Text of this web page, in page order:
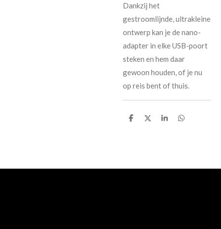
Dankzij het
gestroomlijnde, ultrakleine
ontwerp kan je de nano-
adapter in elke USB-poort
steken en hem daar
gewoon houden, of je nu
op reis bent of thuis.
D
D
S
D